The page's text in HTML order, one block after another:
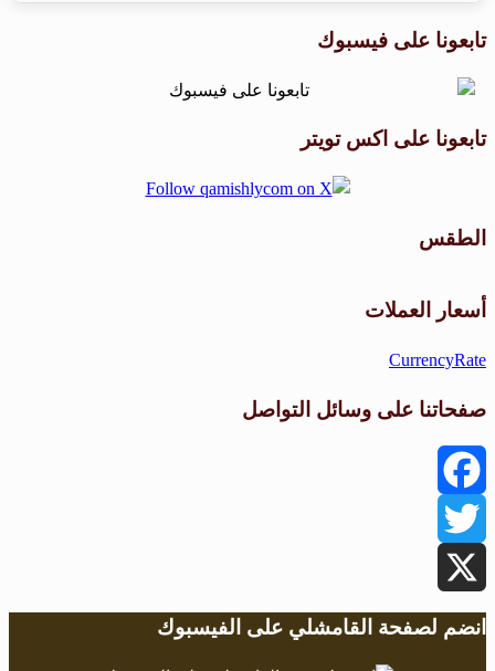
تابعونا على فيسبوك
تابعونا على اكس تويتر
الطقس
أسعار العملات
CurrencyRate
صفحاتنا على وسائل التواصل
Facebook
Twitter
X
انضم لصفحة القامشلي على الفيسبوك